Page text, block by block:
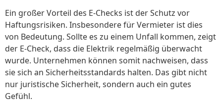
Ein großer Vorteil des E-Checks ist der Schutz vor
Haftungsrisiken. Insbesondere für Vermieter ist dies
von Bedeutung. Sollte es zu einem Unfall kommen, zeigt
der E-Check, dass die Elektrik regelmäßig überwacht
wurde. Unternehmen können somit nachweisen, dass
sie sich an Sicherheitsstandards halten. Das gibt nicht
nur juristische Sicherheit, sondern auch ein gutes
Gefühl.